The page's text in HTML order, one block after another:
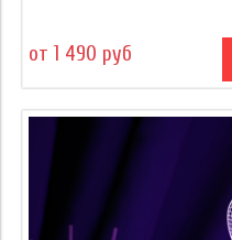
от 1 490 руб